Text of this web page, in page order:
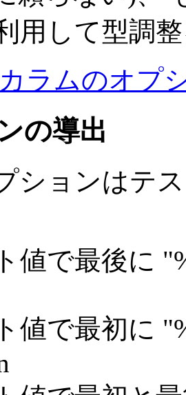
用して型調
ラムのオプ
の導出
ションはテ
値で最後に
値で最初に